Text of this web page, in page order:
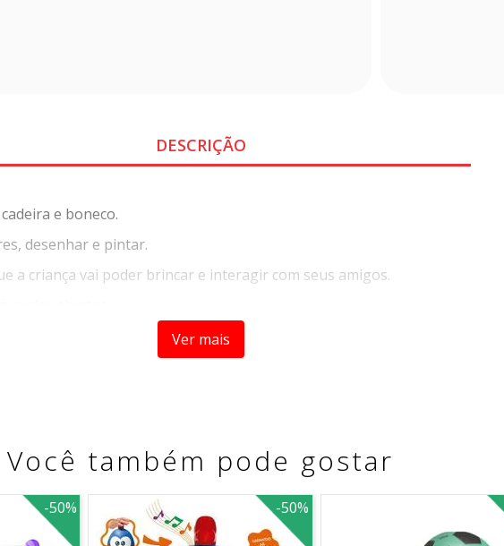
DESCRIÇÃO
e boneco.
desenhar e pintar.
a criança vai poder brincar e interagir com seus amigos.
Ver mais
Você também pode gostar
-50% -50%